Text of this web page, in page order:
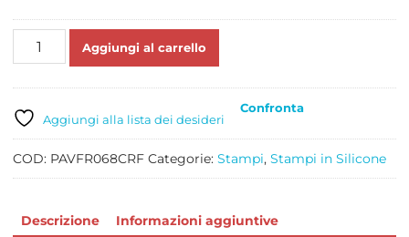
STAMPO
IMPRONTE
quantità
Aggiungi al carrello
Aggiungi alla lista dei desideri
Confronta
COD: PAVFR068CRF Categorie: Stampi, Stampi in Silicone
Descrizione Informazioni aggiuntive